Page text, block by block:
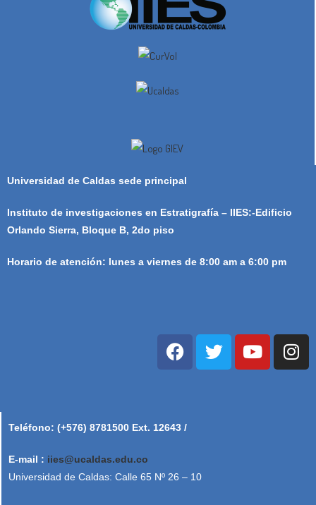
Universidad de Caldas sede principal
Instituto de investigaciones en Estratigrafía – IIES:-Edificio
Orlando Sierra, Bloque B, 2do piso
Horario de atención: lunes a viernes de 8:00 am a 6:00 pm
Teléfono: (+576) 8781500 Ext. 12643 /
E-mail : iies@ucaldas.edu.co
Universidad de Caldas: Calle 65 Nº 26 – 10